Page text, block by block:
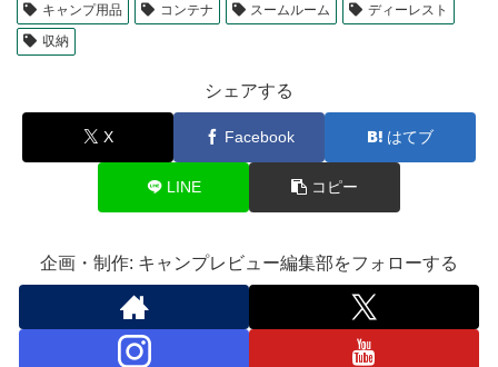
キャンプ用品
コンテナ スームルーム
ディーレスト
収納
シェアする
X Facebook はてブ
LINE コピー
企画・制作: キャンプレビュー編集部をフォローする